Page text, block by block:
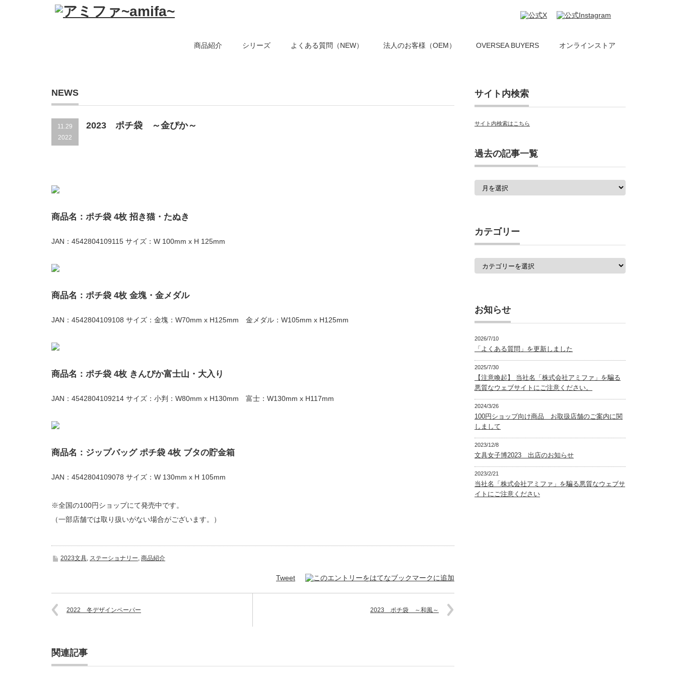
商品紹介 シリーズ よくある質問（NEW） 法人のお客様（OEM） OVERSEA BUYERS オンラインストア
NEWS
11.29
2022
2023 ポチ袋 ～金ぴか～
商品名：ポチ袋 4枚 招き猫・たぬき
JAN：4542804109115 サイズ：W 100mm x H 125mm
商品名：ポチ袋 4枚 金塊・金メダル
JAN：4542804109108 サイズ：金塊：W70mm x H125mm 金メダル：W105mm x H125mm
商品名：ポチ袋 4枚 きんぴか富士山・大入り
JAN：4542804109214 サイズ：小判：W80mm x H130mm 富士：W130mm x H117mm
商品名：ジップバッグ ポチ袋 4枚 ブタの貯金箱
JAN：4542804109078 サイズ：W 130mm x H 105mm
※全国の100円ショップにて発売中です。
（一部店舗では取り扱いがない場合がございます。）
2023文具, ステーショナリー, 商品紹介
Tweet
2022 冬デザインペーパー 2023 ポチ袋 ～和風～
関連記事
サイト内検索
サイト内検索はこちら
過去の記事一覧
過
覧
カテゴリー
カ
お知らせ
2026/7/10
「よくある質問」を更新しました
2025/7/30
【注意喚起】 当社名「株式会社アミファ」を騙る
悪質なウェブサイトにご注意ください。
2024/3/26
100円ショップ向け商品 お取扱店舗のご案内に関
しまして
2023/12/8
文具女子博2023 出店のお知らせ
2023/2/21
当社名「株式会社アミファ」を騙る悪質なウェブサ
イトにご注意ください